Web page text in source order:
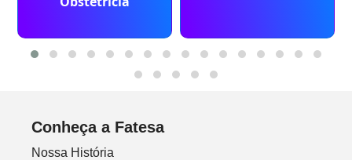
Conheça a Fatesa
Nossa História